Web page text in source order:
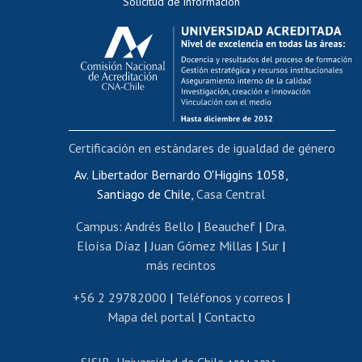
Calificación académica
Postulación al AUCAI
Funcionarias/os
Cursos internos de capacitación
Bienestar del personal
Portal de movilidad interna
Certificado de renta
Certificado de renta honorarios
Editar páginas blancas
Extranjeras/os
Revalidación y reconocimiento de títulos
Postulación al Programa de Movilidad Estudiantil
Av. Libertador Bernardo O'Higgins 1058,
Santiago de Chile, Casa Central
Campus: Andrés Bello | Beauchef| Dra.
Eloísa Díaz | Juan Gómez Millas | Sur |
más recintos
+56 2 29782000 | Teléfonos y correos |
Mapa del portal| Contacto
Certificación en estándares de igualdad de género